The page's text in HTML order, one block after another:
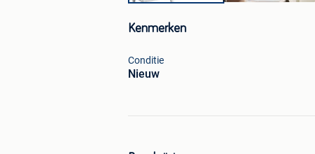
Kenmerken
Conditie
Nieuw